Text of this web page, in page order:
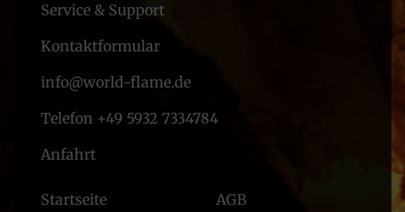
Service & Support
Kontaktformular
info@world-flame.de
Telefon +49 5932 7334784
Anfahrt
Startseite AGB